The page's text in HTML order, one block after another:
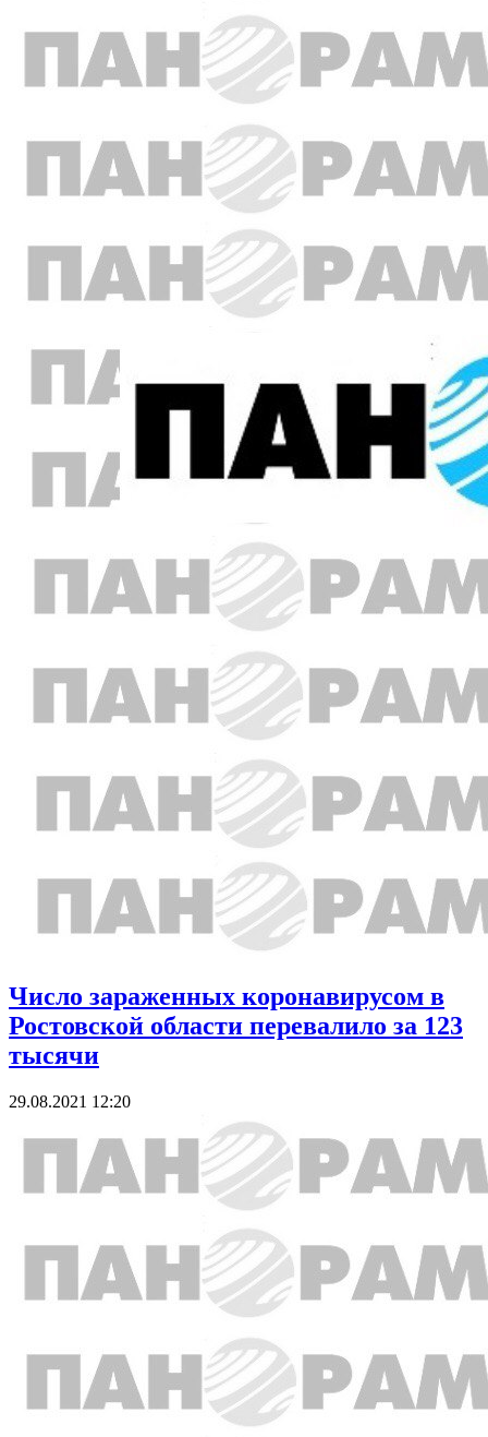
Число зараженных коронавирусом в
Ростовской области перевалило за 123
тысячи
29.08.2021 12:20